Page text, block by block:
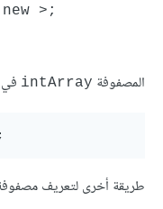
المصفوفة intArray في
طريقة أخرى لتعريف